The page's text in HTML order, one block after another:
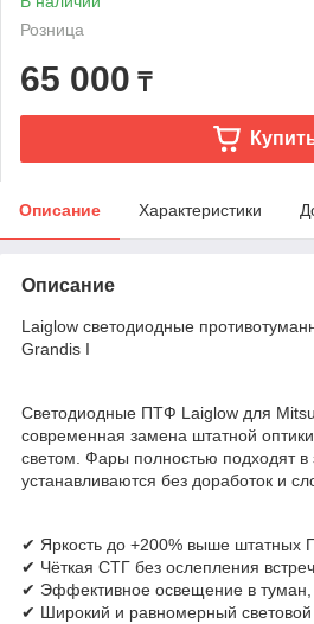
Розница
65 000 ₸
Описание Характеристики
Описание
Laiglow светодиодные
Grandis I
Светодиодные ПТФ Laiglow для
современная замена штатной
светом. Фары полностью подходят в
устанавливаются без доработок и
✔ Яркость до +200% выше штатных
✔ Чёткая СТГ без ослепления
✔ Эффективное освещение в туман,
✔ Широкий и равномерный световой